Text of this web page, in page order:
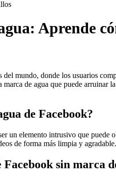
Aprende
del mundo, donde los usuarios
de agua que puede arruinar
de Facebook?
un elemento intrusivo que
de forma más limpia y agradable.
sin marca